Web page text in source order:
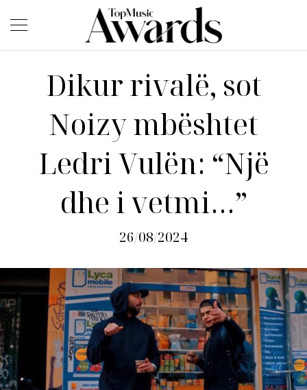
Dikur rivalë, sot
Noizy mbështet
Ledri Vulën: “Një
dhe i vetmi…”
26/08/2024